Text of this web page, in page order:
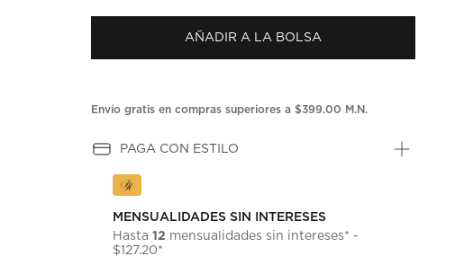
puntuación.
en
la
AÑADIR A LA BOLSA
Envío gratis en compras superiores a $399.00 M.N.
PAGA CON ESTILO
MENSUALIDADES SIN INTERESES
Hasta12 mensualidades sin intereses* -
$127.20*